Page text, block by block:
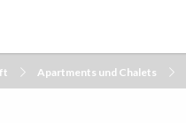
Apartments und Chalets